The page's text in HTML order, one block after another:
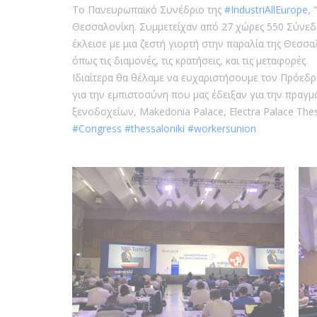
Το Πανευρωπαϊκό Συνέδριο της #IndustriAllEurope,
Θεσσαλονίκη. Συμμετείχαν από 27 χώρες 550
έκλεισε με μια ζεστή γιορτή στην παραλία της
όπως τις διαμονές, τις κρατήσεις, και τις μεταφορές.
Ιδιαίτερα θα θέλαμε να ευχαριστήσουμε τον
για την εμπιστοσύνη που μας έδειξαν για την
ξενοδοχείων, Makedonia Palace, Electra Palace
#Congress #thessaloniki #workersunion